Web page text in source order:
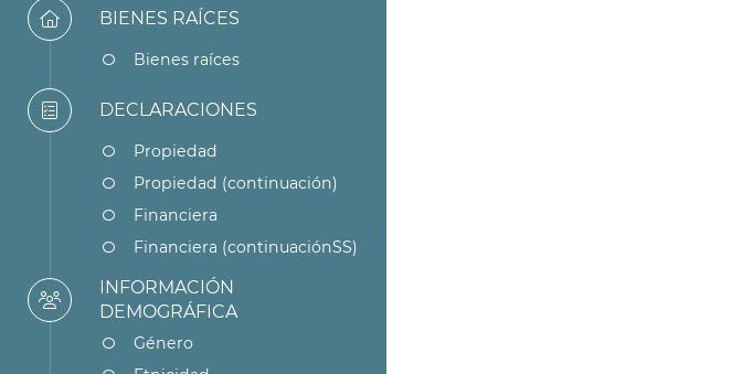
BIENES RAÍCES
Bienes raíces
DECLARACIONES
Propiedad
Propiedad (continuación)
Financiera
Financiera (continuaciónSS)
INFORMACIÓN
DEMOGRÁFICA
Género